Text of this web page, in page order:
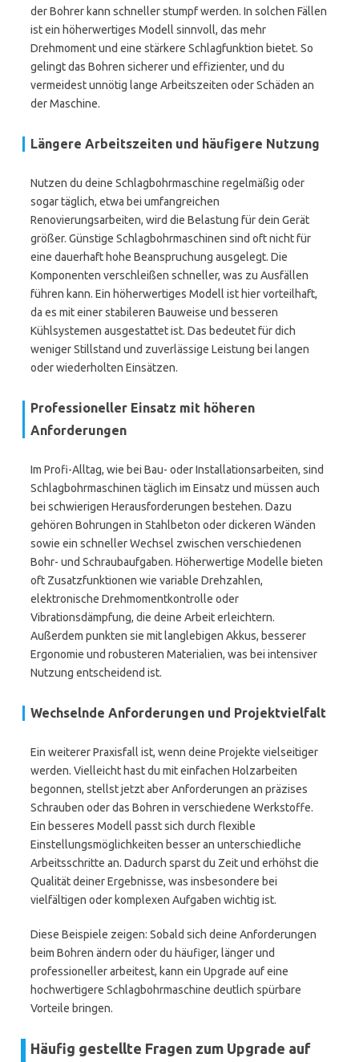
der Bohrer kann schneller stumpf werden. In solchen Fällen
ist ein höherwertiges Modell sinnvoll, das mehr
Drehmoment und eine stärkere Schlagfunktion bietet. So
gelingt das Bohren sicherer und effizienter, und du
vermeidest unnötig lange Arbeitszeiten oder Schäden an
der Maschine.
Längere Arbeitszeiten und häufigere Nutzung
Nutzen du deine Schlagbohrmaschine regelmäßig oder
sogar täglich, etwa bei umfangreichen
Renovierungsarbeiten, wird die Belastung für dein Gerät
größer. Günstige Schlagbohrmaschinen sind oft nicht für
eine dauerhaft hohe Beanspruchung ausgelegt. Die
Komponenten verschleißen schneller, was zu Ausfällen
führen kann. Ein höherwertiges Modell ist hier vorteilhaft,
da es mit einer stabileren Bauweise und besseren
Kühlsystemen ausgestattet ist. Das bedeutet für dich
weniger Stillstand und zuverlässige Leistung bei langen
oder wiederholten Einsätzen.
Professioneller Einsatz mit höheren
Anforderungen
Im Profi-Alltag, wie bei Bau- oder Installationsarbeiten, sind
Schlagbohrmaschinen täglich im Einsatz und müssen auch
bei schwierigen Herausforderungen bestehen. Dazu
gehören Bohrungen in Stahlbeton oder dickeren Wänden
sowie ein schneller Wechsel zwischen verschiedenen
Bohr- und Schraubaufgaben. Höherwertige Modelle bieten
oft Zusatzfunktionen wie variable Drehzahlen,
elektronische Drehmomentkontrolle oder
Vibrationsdämpfung, die deine Arbeit erleichtern.
Außerdem punkten sie mit langlebigen Akkus, besserer
Ergonomie und robusteren Materialien, was bei intensiver
Nutzung entscheidend ist.
Wechselnde Anforderungen und Projektvielfalt
Ein weiterer Praxisfall ist, wenn deine Projekte vielseitiger
werden. Vielleicht hast du mit einfachen Holzarbeiten
begonnen, stellst jetzt aber Anforderungen an präzises
Schrauben oder das Bohren in verschiedene Werkstoffe.
Ein besseres Modell passt sich durch flexible
Einstellungsmöglichkeiten besser an unterschiedliche
Arbeitsschritte an. Dadurch sparst du Zeit und erhöhst die
Qualität deiner Ergebnisse, was insbesondere bei
vielfältigen oder komplexen Aufgaben wichtig ist.
Diese Beispiele zeigen: Sobald sich deine Anforderungen
beim Bohren ändern oder du häufiger, länger und
professioneller arbeitest, kann ein Upgrade auf eine
hochwertigere Schlagbohrmaschine deutlich spürbare
Vorteile bringen.
Häufig gestellte Fragen zum Upgrade auf